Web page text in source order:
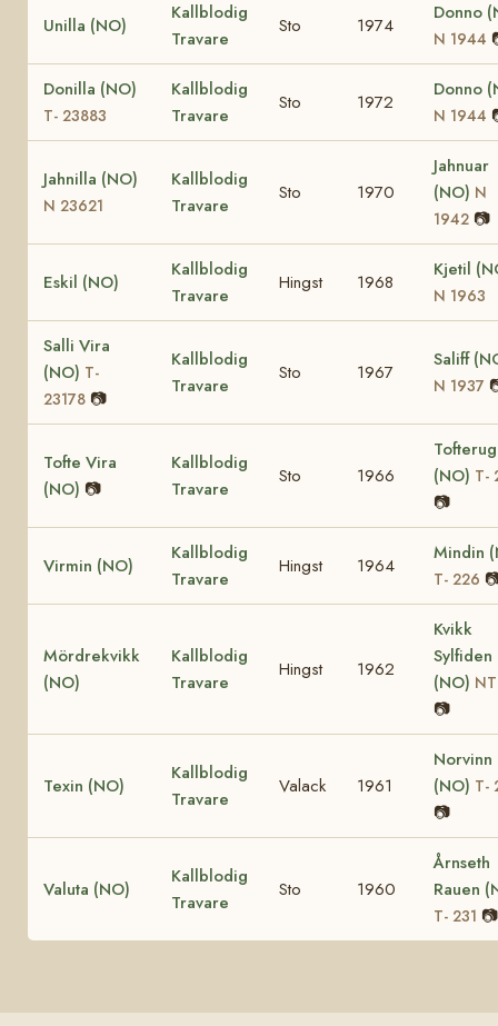
Unilla (NO)
Kallblodig
Travare
Sto 1974
Donno
N 1944
Donilla (NO)
T- 23883
Kallblodig
Travare
Sto 1972
Donno
N 1944
Jahnilla (NO)
N 23621
Kallblodig
Travare
Sto 1970
Jahnuar
(NO) N
1942 📷
Eskil (NO)
Kallblodig
Travare
Hingst 1968
Kjetil
N 1963
Salli Vira
(NO) T-
23178 📷
Kallblodig
Travare
Sto 1967
Saliff
N 1937
Tofte Vira
(NO) 📷
Kallblodig
Travare
Sto 1966
(NO) T-
📷
Virmin (NO)
Kallblodig
Travare
Hingst 1964
Mindin
T- 226
Mördrekvikk
(NO)
Kallblodig
Travare
Hingst 1962
Kvikk
Sylfiden
(NO)
📷
Texin (NO)
Kallblodig
Travare
Valack 1961
Norvinn
(NO) T-
📷
Valuta (NO)
Kallblodig
Travare
Sto 1960
Årnseth
Rauen
T- 231 📷